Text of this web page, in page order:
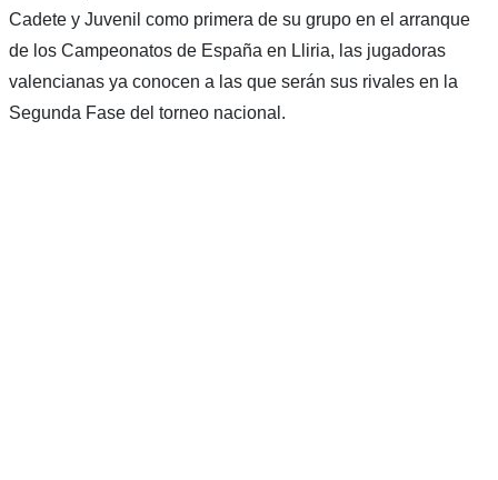
Cadete y Juvenil como primera de su grupo en el arranque
de los Campeonatos de España en Lliria, las jugadoras
valencianas ya conocen a las que serán sus rivales en la
Segunda Fase del torneo nacional.